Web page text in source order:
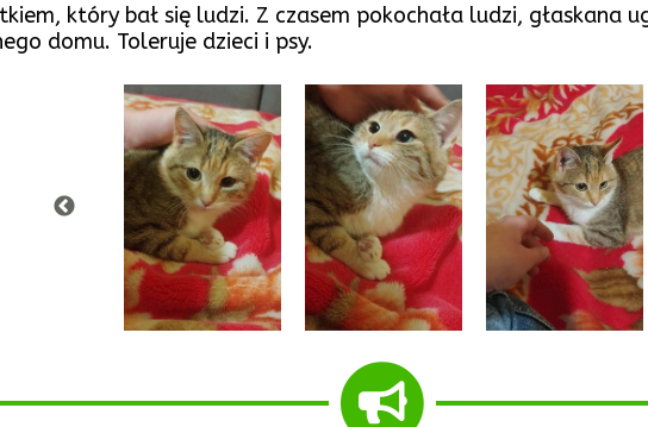
który bał się ludzi. Z czasem pokochała ludzi, głaskana
domu. Toleruje dzieci i psy.